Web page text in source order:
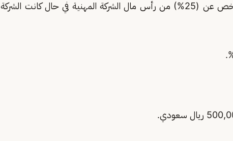
أن لا تقل نسبة الشريك السعودي المرخص عن (25%) من رأس مال الشركة المهنية في حال كانت الشركة